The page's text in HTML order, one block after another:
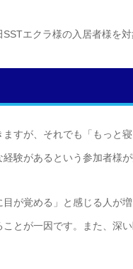
エクラ様の入居者様を
すが、それでも「もっと
験があるという参加者様が
が覚める」と感じる人が
とが一因です。また、深